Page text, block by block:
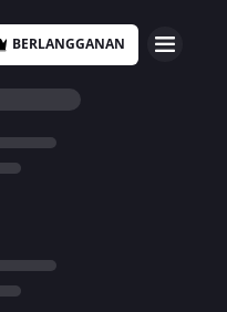
BERLANGGANAN